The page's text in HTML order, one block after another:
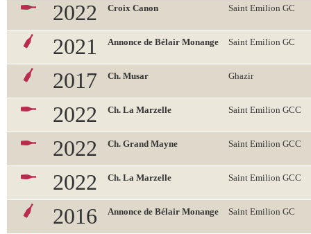
2022 Croix Canon Saint Emilion GC
2021 Annonce de Bélair Monange Saint Emilion GC
2017 Ch. Musar Ghazir
2022 Ch. La Marzelle Saint Emilion GCC
2022 Ch. Grand Mayne Saint Emilion GCC
2022 Ch. La Marzelle Saint Emilion GCC
2016 Annonce de Bélair Monange Saint Emilion GC